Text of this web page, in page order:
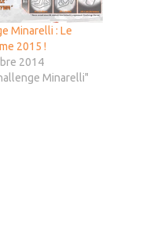
Minarelli : Le
2015 !
2014
Minarelli"